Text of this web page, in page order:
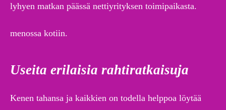
lyhyen matkan päässä nettiyrityksen toimipaikasta.
menossa kotiin.
Useita erilaisia rahtiratkaisuja
Kenen tahansa ja kaikkien on todella helppoa löytää